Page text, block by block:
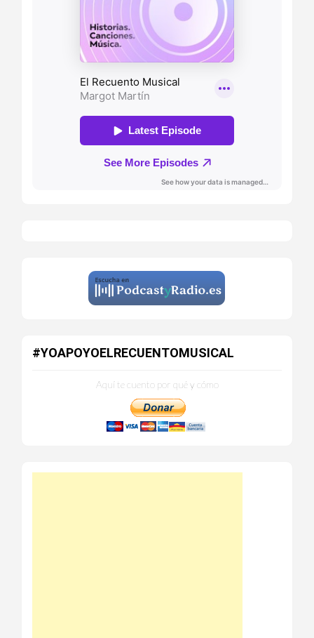
#YOAPOYOELRECUENTOMUSICAL
Aquí te cuento por qué y cómo